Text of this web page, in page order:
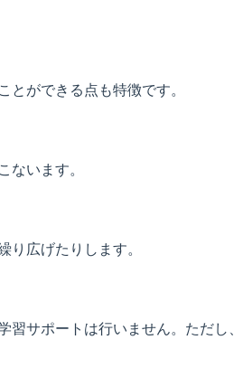
ができる点も特徴です。
います。
広げたりします。
サポートは行いません。ただし、